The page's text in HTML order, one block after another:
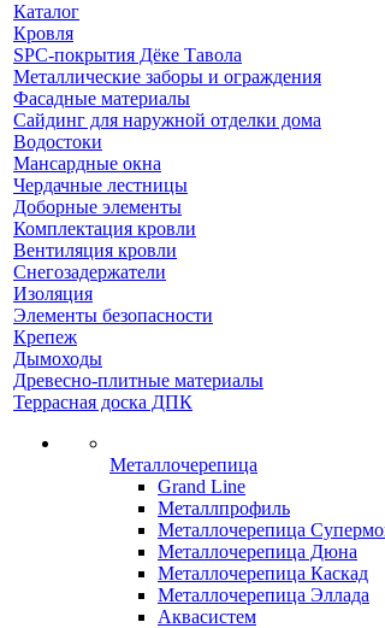
Каталог
Кровля
SPC-покрытия Дёке Тавола
Металлические заборы и ограждения
Фасадные материалы
Сайдинг для наружной отделки дома
Водостоки
Мансардные окна
Чердачные лестницы
Доборные элементы
Комплектация кровли
Вентиляция кровли
Снегозадержатели
Изоляция
Элементы безопасности
Крепеж
Дымоходы
Древесно-плитные материалы
Террасная доска ДПК
Металлочерепица
Grand Line
Металлпрофиль
Металлочерепица
Металлочерепица Дюна
Металлочерепица Каскад
Металлочерепица Эллада
Аквасистем